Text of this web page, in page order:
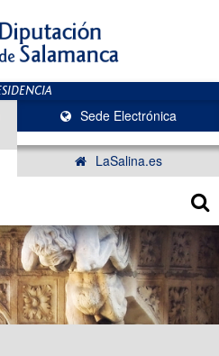
Sede Electrónica
LaSalina.es